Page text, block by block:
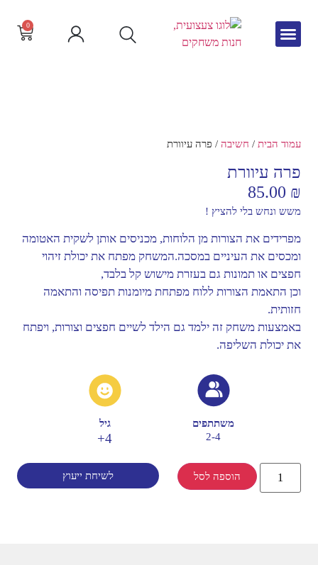
0
עמוד הבית / חשיבה / פרה עיוורת
פרה עיוורת
85.00 ₪
משש ונחש בלי להציץ !
מפרידים את הצורות מן הלוחות, מכניסים אותן לשקית האטומה
ומכסים את העיניים במסכה.המשחק מפתח את יכולת זיהוי
חפצים או תמונות גם בעזרת מישוש קל בלבד,
וכן התאמת הצורות ללוח מפתחת מיומנות תפיסה והתאמה
חזותית.
באמצעות משחק זה ילמד גם הילד לשיים חפצים וצורות, ויפתח
את יכולת השליפה.
משתתפים
2-4
גיל
4+
הוספה לסל לשיחת ייעוץ